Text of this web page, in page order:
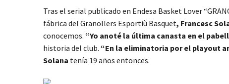
Tras el serial publicado en Endesa Basket Lover
fábrica del Granollers Esportiù Basquet, Francesc
conocemos. “Yo anoté la última canasta en el
historia del club. “En la eliminatoria por el playout
Solana tenía 19 años entonces.